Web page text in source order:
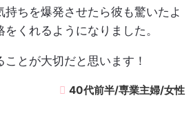
ちを爆発させたら彼も驚いたよ
くれるようになりました。
とが大切だと思います！
40代前半/専業主婦/女性